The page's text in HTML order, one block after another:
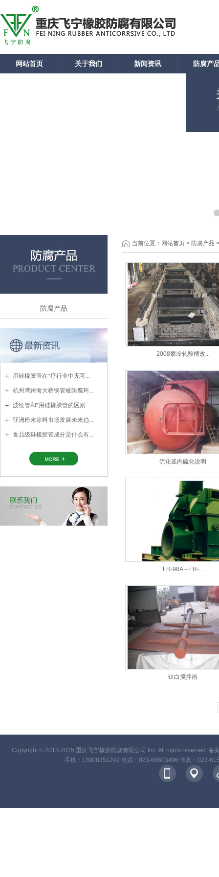
网站首页 关于我们 新闻资讯 防腐产
防腐产品
用硅橡胶管在*疗行业中无可...
杭州湾跨海大桥钢管桩防腐环...
波纹管和*用硅橡胶管的区别
亚洲粉末涂料市场发展未来趋...
食品级硅橡胶管成分是什么有...
当前位置： 网站首页 > 防腐产品
2008攀冷轧酸槽改...
硫化釜内硫化说明
FR-98A～FR-...
钛白搅拌器
Copyright©2013-2025 重庆飞宁橡胶防腐有限公司 Inc. All rights reserved. 备
手机：13908351242 电话：023-68603496 传真：023-